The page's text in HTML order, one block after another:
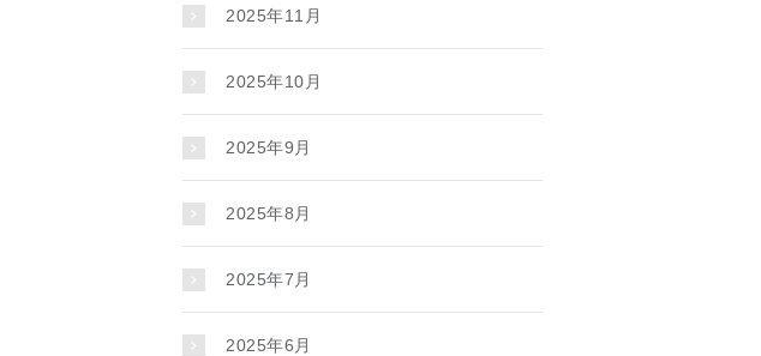
2025年11月
2025年10月
2025年9月
2025年8月
2025年7月
2025年6月